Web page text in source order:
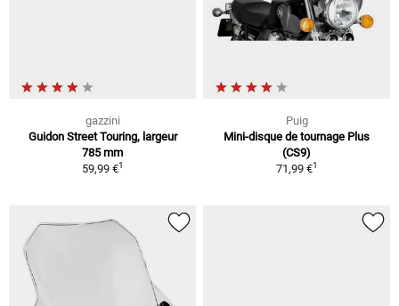
gazzini
Guidon Street Touring, largeur
785 mm
59,99 €1
Puig
Mini-disque de tournage Plus
(CS9)
71,99 €1